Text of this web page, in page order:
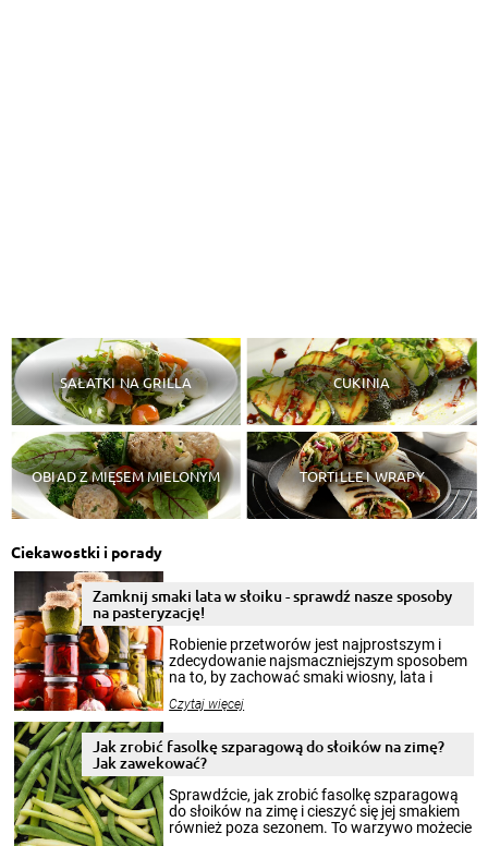
SAŁATKI NA GRILLA CUKINIA
OBIAD Z MIĘSEM MIELONYM TORTILLE I WRAPY
Ciekawostki i porady
Zamknij smaki lata w słoiku - sprawdź nasze sposoby
na pasteryzację!
Robienie przetworów jest najprostszym i
zdecydowanie najsmaczniejszym sposobem
na to, by zachować smaki wiosny, lata i
krajobrazów, by cieszyć nimi oko w sezonie
pełni poczuć atmosferę cieplejszych
miesięcy. Przygotowanie słoików ze
patenty, które pozwolą zachować świeżość
przetworów.
Czytaj więcej
Jak zrobić fasolkę szparagową do słoików na zimę?
Jak zawekować?
Sprawdźcie, jak zrobić fasolkę szparagową
do słoików na zimę i cieszyć się jej smakiem
również poza sezonem. To warzywo możecie